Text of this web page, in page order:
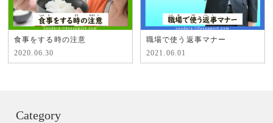
食事をする時の注意
2020.06.30
職場で使う返事マナー
2021.06.01
Category